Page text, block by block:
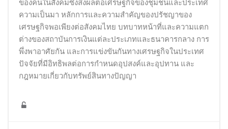
ของคนในสังคมซึ่งส่งผลต่อเศรษฐกิจของชุมชนและประเทศ
ความเป็นมา หลักการและความสำคัญของปรัชญาของ
เศรษฐกิจพอเพียงต่อสังคมไทย บทบาทหน้าที่และความแตก
ต่างของสถาบันการเงินแต่ละประเภทและธนาคารกลาง การ
พึ่งพาอาศัยกัน และการแข่งขันกันทางเศรษฐกิจในประเทศ
ปัจจัยที่มีอิทธิพลต่อการกำหนดอุปสงค์และอุปทาน และ
กฎหมายเกี่ยวกับทรัพย์สินทางปัญญา